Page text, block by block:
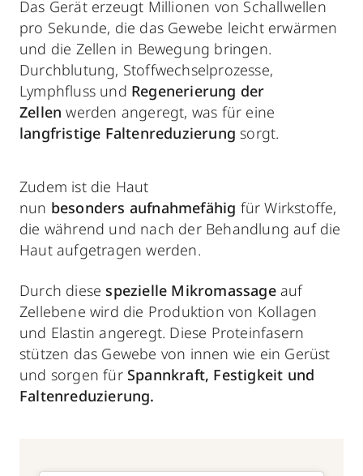
Das Gerät erzeugt Millionen von Schallwellen
pro Sekunde, die das Gewebe leicht erwärmen
und die Zellen in Bewegung bringen.
Durchblutung, Stoffwechselprozesse,
Lymphfluss und Regenerierung der
Zellen werden angeregt, was für eine
langfristige Faltenreduzierung sorgt.
Zudem ist die Haut
nun besonders aufnahmefähig für Wirkstoffe,
die während und nach der Behandlung auf die
Haut aufgetragen werden.
Durch diese spezielle Mikromassageauf
Zellebene wird die Produktion von Kollagen
und Elastin angeregt. Diese Proteinfasern
stützen das Gewebe von innen wie ein Gerüst
und sorgen für Spannkraft, Festigkeit und
Faltenreduzierung.